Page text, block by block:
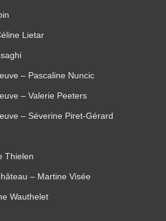
Lietar
– Pascaline Nuncic
– Valerie Peeters
– Séverine Piret-Gérard
Thielen
– Martine Visée
Wauthelet